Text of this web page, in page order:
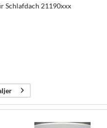
Schlafdach 21190xxx